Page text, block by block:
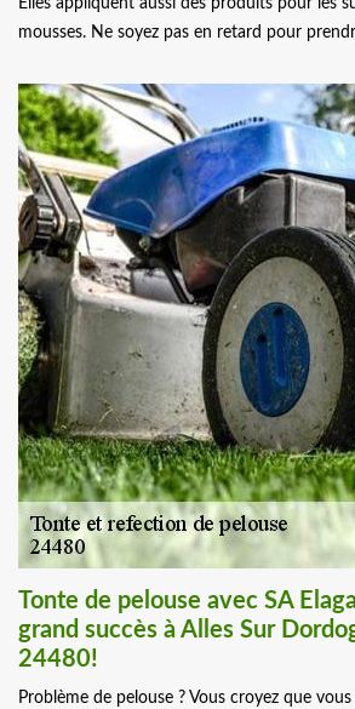
Elles appliquent aussi des produits pour les
mousses. Ne soyez pas en retard pour
Tonte de pelouse avec SA
grand succès à Alles Sur
24480!
Problème de pelouse ? Vous croyez que